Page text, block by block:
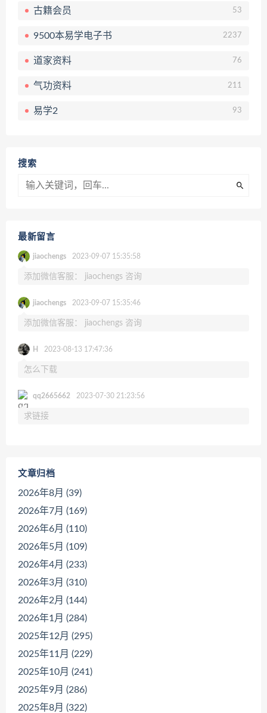
古籍会员 53
9500本易学电子书 2237
道家资料 76
气功资料 211
易学2 93
搜索
最新留言
jiaochengs 2023-09-07 15:35:58
添加微信客服： jiaochengs 咨询
jiaochengs 2023-09-07 15:35:46
添加微信客服： jiaochengs 咨询
H 2023-08-13 17:47:36
怎么下载
qq2665662 2023-07-30 21:23:56
求链接
文章归档
2026年8月 (39)
2026年7月 (169)
2026年6月 (110)
2026年5月 (109)
2026年4月 (233)
2026年3月 (310)
2026年2月 (144)
2026年1月 (284)
2025年12月 (295)
2025年11月 (229)
2025年10月 (241)
2025年9月 (286)
2025年8月 (322)